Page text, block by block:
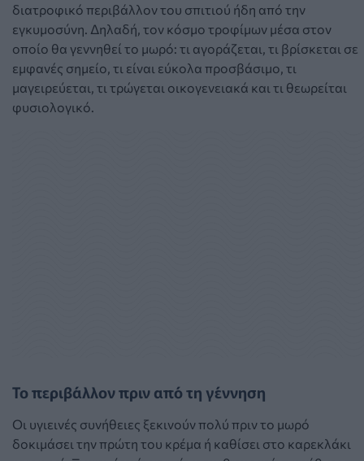
διατροφικό περιβάλλον του σπιτιού ήδη από την
εγκυμοσύνη. Δηλαδή, τον κόσμο τροφίμων μέσα στον
οποίο θα γεννηθεί το μωρό: τι αγοράζεται, τι βρίσκεται σε
εμφανές σημείο, τι είναι εύκολα προσβάσιμο, τι
μαγειρεύεται, τι τρώγεται οικογενειακά και τι θεωρείται
φυσιολογικό.
Το περιβάλλον πριν από τη γέννηση
Οι υγιεινές συνήθειες ξεκινούν πολύ πριν το μωρό
δοκιμάσει την πρώτη του κρέμα ή καθίσει στο καρεκλάκι